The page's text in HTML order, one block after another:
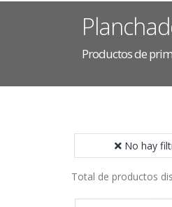
Productos de
No hay
Total de productos